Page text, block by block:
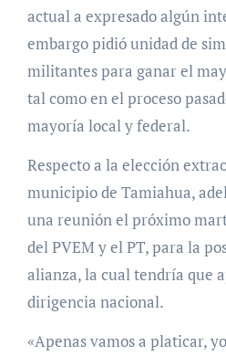
actual a expresado algún
embargo pidió unidad de
militantes para ganar el
tal como en el proceso
mayoría local y federal.
Respecto a la elección
municipio de Tamiahua,
una reunión el próximo
del PVEM y el PT, para la
alianza, la cual tendría que
dirigencia nacional.
«Apenas vamos a platicar,